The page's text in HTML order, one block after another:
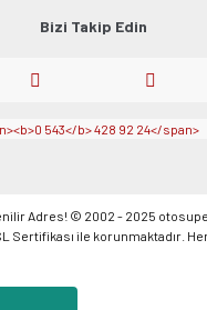
Bizi Takip Edin
Adres! © 2002 - 2025
Sertifikası ile korunmaktadır. Her